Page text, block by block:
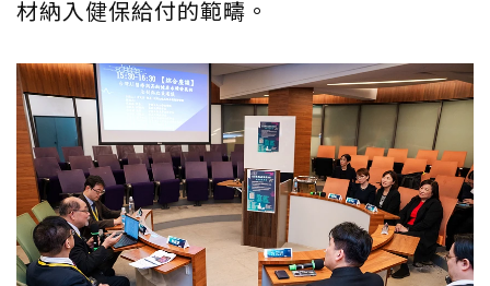
材納入健保給付的範疇。